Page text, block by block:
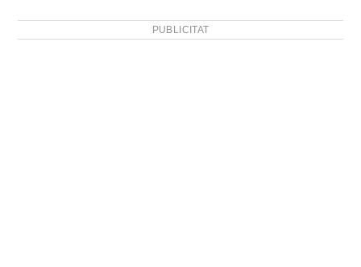
PUBLICITAT